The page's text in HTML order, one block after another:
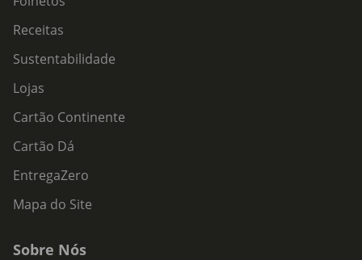
Receitas
Sustentabilidade
Lojas
Cartão Continente
Cartão Dá
EntregaZero
Mapa do Site
Sobre Nós